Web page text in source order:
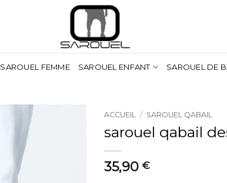
SAROUEL FEMME SAROUEL ENFANT SAROUEL DE
ACCUEIL / SAROUEL QABAIL
sarouel qabail
35,90 €